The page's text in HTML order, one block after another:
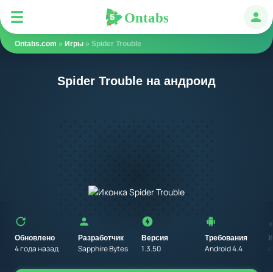
Ontabs
Ontabs.com » Игры » Spider Trouble
Spider Trouble на андроид
Обновлено
4 года назад
Разработчик
Sapphire Bytes
Версия
1.3.50
Требования
Android 4.4